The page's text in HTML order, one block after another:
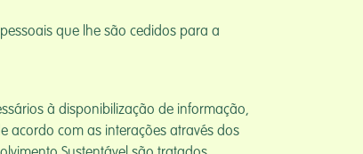
que lhe são cedidos para a
à disponibilização de informação,
acordo com as interações através dos